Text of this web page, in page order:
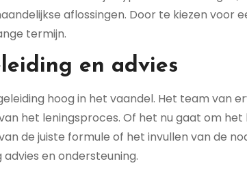
aflossingen. Door te kiezen voor
termijn.
en advies
hoog in het vaandel. Het team van
het leningsproces. Of het nu gaat om
de juiste formule of het invullen van de
en ondersteuning.